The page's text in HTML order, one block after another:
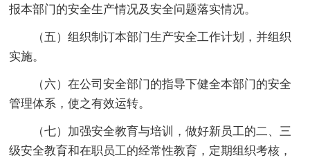
报本部门的安全生产情况及安全问题落实情况。
（五）组织制订本部门生产安全工作计划，并组织
实施。
（六）在公司安全部门的指导下健全本部门的安全
管理体系，使之有效运转。
（七）加强安全教育与培训，做好新员工的二、三
级安全教育和在职员工的经常性教育，定期组织考核，